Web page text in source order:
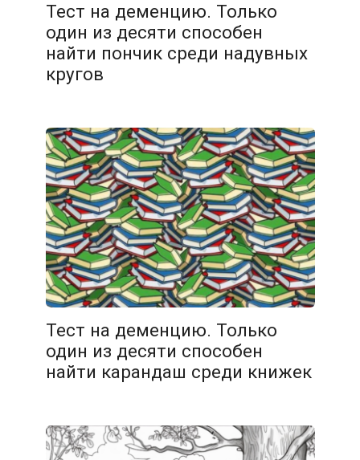
Тест на деменцию. Только
один из десяти способен
найти пончик среди надувных
кругов
06.02.2026
Тест на деменцию. Только
один из десяти способен
найти карандаш среди книжек